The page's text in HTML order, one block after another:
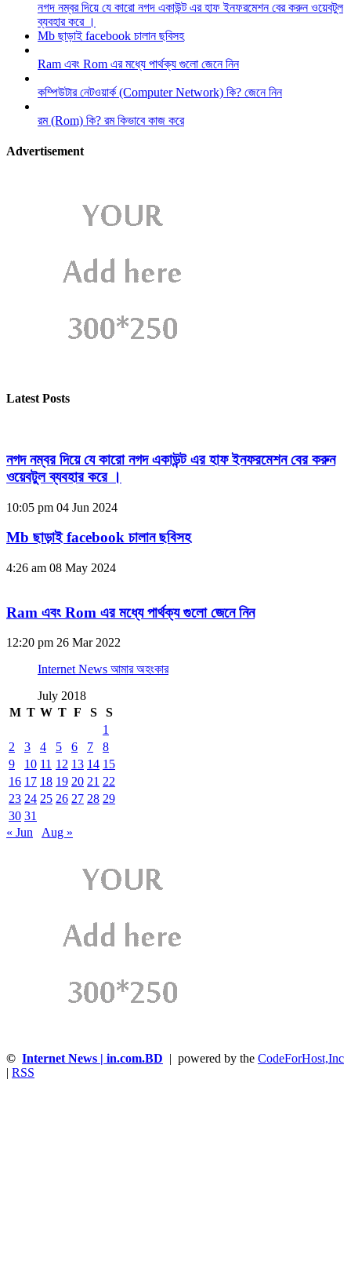
নগদ নম্বর দিয়ে যে কারো নগদ একাউন্ট এর হাফ ইনফরমেশন বের করুন ওয়েবটুল
ব্যবহার করে ।
Mb ছাড়াই facebook চালান ছবিসহ
Ram এবং Rom এর মধ্যে পার্থক্য গুলো জেনে নিন
কম্পিউটার নেটওয়ার্ক (Computer Network) কি? জেনে নিন
রম (Rom) কি? রম কিভাবে কাজ করে
Advertisement
Latest Posts
নগদ নম্বর দিয়ে যে কারো নগদ একাউন্ট এর হাফ ইনফরমেশন বের করুন
ওয়েবটুল ব্যবহার করে ।
10:05 pm 04 Jun 2024
Mb ছাড়াই facebook চালান ছবিসহ
4:26 am 08 May 2024
Ram এবং Rom এর মধ্যে পার্থক্য গুলো জেনে নিন
12:20 pm 26 Mar 2022
Internet News আমার অহংকার
July 2018
M T W T F S
S
1
2
3 4 5 6 7
8
9
10 11 12 13 14 15
16 17 18 19 20 21 22
23 24 25 26 27 28 29
30 31
« Jun
Aug »
© Internet News | in.com.BD | powered by the CodeForHost,Inc
RSS